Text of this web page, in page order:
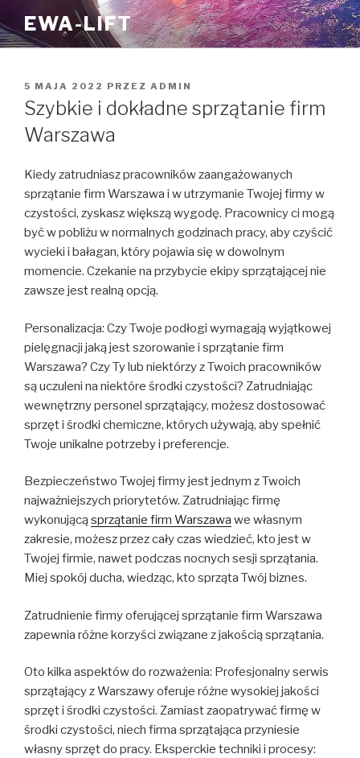
do
treści
EWA-LIFT
OPUBLIKOWANE
W
5 MAJA 2022 PRZEZ ADMIN
Szybkie i dokładne sprzątanie firm
Warszawa
Kiedy zatrudniasz pracowników zaangażowanych
sprzątanie firm Warszawa i w utrzymanie Twojej firmy w
czystości, zyskasz większą wygodę. Pracownicy ci mogą
być w pobliżu w normalnych godzinach pracy, aby czyścić
wycieki i bałagan, który pojawia się w dowolnym
momencie. Czekanie na przybycie ekipy sprzątającej nie
zawsze jest realną opcją.
Personalizacja: Czy Twoje podłogi wymagają wyjątkowej
pielęgnacji jaką jest szorowanie i sprzątanie firm
Warszawa? Czy Ty lub niektórzy z Twoich pracowników
są uczuleni na niektóre środki czystości? Zatrudniając
wewnętrzny personel sprzątający, możesz dostosować
sprzęt i środki chemiczne, których używają, aby spełnić
Twoje unikalne potrzeby i preferencje.
Bezpieczeństwo Twojej firmy jest jednym z Twoich
najważniejszych priorytetów. Zatrudniając firmę
wykonującąsprzątanie firm Warszawa we własnym
zakresie, możesz przez cały czas wiedzieć, kto jest w
Twojej firmie, nawet podczas nocnych sesji sprzątania.
Miej spokój ducha, wiedząc, kto sprząta Twój biznes.
Zatrudnienie firmy oferującej sprzątanie firm Warszawa
zapewnia różne korzyści związane z jakością sprzątania.
Oto kilka aspektów do rozważenia: Profesjonalny serwis
sprzątający z Warszawy oferuje różne wysokiej jakości
sprzęt i środki czystości. Zamiast zaopatrywać firmę w
środki czystości, niech firma sprzątająca przyniesie
własny sprzęt do pracy. Eksperckie techniki i procesy: